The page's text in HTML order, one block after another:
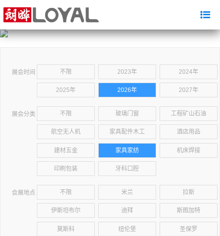
展会时间 不限 2023年 2024年
2025年 2026年 2027年
展会分类 不限 玻璃门窗 工程矿山石油
航空无人机 家具配件木工 酒店用品
建材五金 家具家纺 机床焊接
印刷包装 牙科口腔
会展地点 不限 米兰 拉斯
伊斯坦布尔 迪拜 斯图加特
莫斯科 纽伦堡 圣保罗